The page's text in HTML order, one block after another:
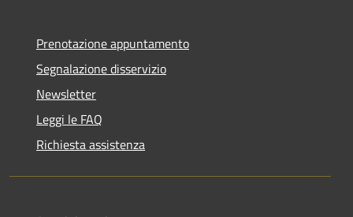
Prenotazione appuntamento
Segnalazione disservizio
Newsletter
Leggi le FAQ
Richiesta assistenza